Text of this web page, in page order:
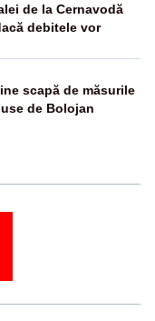
de la Cernavodă
debitele vor
scapă de măsurile
de Bolojan